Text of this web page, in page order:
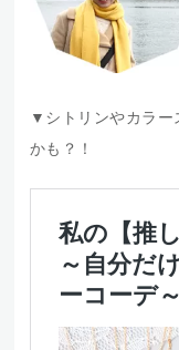
▼シトリンやカラー
かも？！